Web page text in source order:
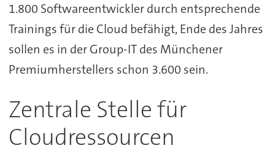
1.800 Softwareentwickler durch entsprechende
Trainings für die Cloud befähigt, Ende des Jahres
sollen es in der Group-IT des Münchener
Premiumherstellers schon 3.600 sein.
Zentrale Stelle für
Cloudressourcen